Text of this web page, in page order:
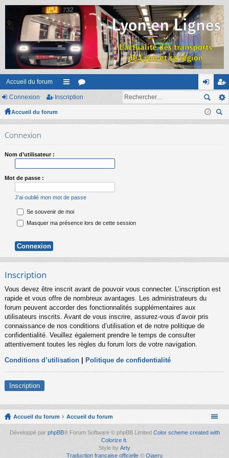
Accueil du forum
ac
s
or on
ne
ns
cri
Connexion Inscription
Accueil du forum
ec
Connexion
Nom d’utilisateur :
Mot de passe :
J’ai oublié mon mot de passe
Se souvenir de moi
Masquer ma présence lors de cette session
Inscription
Vous devez être inscrit avant de pouvoir vous connecter. L’inscription est
rapide et vous offre de nombreux avantages. Les administrateurs du
forum peuvent accorder des fonctionnalités supplémentaires aux
utilisateurs inscrits. Avant de vous inscrire, assurez-vous d’avoir pris
connaissance de nos conditions d’utilisation et de notre politique de
confidentialité. Veuillez également prendre le temps de consulter
attentivement toutes les règles du forum lors de votre navigation.
Conditions d’utilisation Politique de confidentialité
Inscription
Accueil du forum Accueil du forum
Développé par phpBB® Forum Software © phpBB Limited Color scheme created with
Colorize It.
Style by Arty
Traduction française officielle © Qiaeru